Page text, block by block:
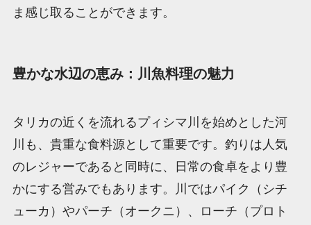
ま感じ取ることができます。
豊かな水辺の恵み：川魚料理の魅力
タリカの近くを流れるプィシマ川を始めとした河
川も、貴重な食料源として重要です。釣りは人気
のレジャーであると同時に、日常の食卓をより豊
かにする営みでもあります。川ではパイク（シチ
ューカ）やパーチ（オークニ）、ローチ（プロト